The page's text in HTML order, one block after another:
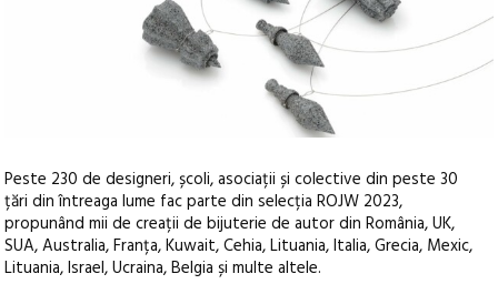
Peste 230 de designeri, școli, asociații și colective din peste 30
țări din întreaga lume fac parte din selecția ROJW 2023,
propunând mii de creații de bijuterie de autordin România, UK,
SUA, Australia, Franța, Kuwait, Cehia, Lituania, Italia, Grecia, Mexic,
Lituania, Israel, Ucraina, Belgia și multe altele.